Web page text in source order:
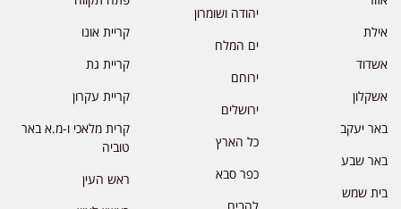
אילת
אשדוד
אשקלון
באר יעקב
באר שבע
בית שמש
יהודה ושומרון
ים המלח
ירוחם
ירושלים
כל הארץ
כפר סבא
קריית אונו
קריית גת
קריית עקרון
קרית מלאכי ו-מ.א באר
טוביה
ראש העין